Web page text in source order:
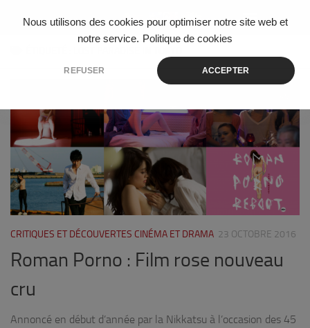
Nous utilisons des cookies pour optimiser notre site web et
notre service. Politique de cookies
REFUSER ACCEPTER
Skip to content
CRITIQUES ET DÉCOUVERTES CINÉMA ET DRAMA 23 OCTOBRE 2016
Roman Porno : Film rose nouveau
cru
Annoncé en début d’année par la Nikkatsu à l’occasion des 45